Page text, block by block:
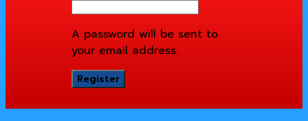
A password will be sent to
your email address.
Register